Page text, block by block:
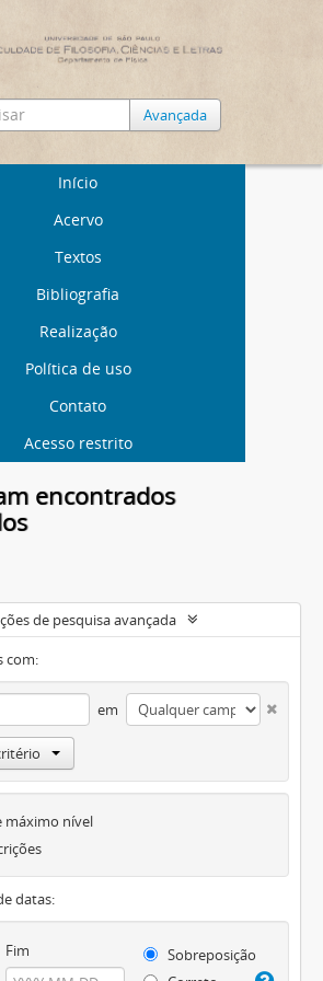
Avançada
Início
Acervo
Textos
Bibliografia
Realização
Política de uso
Contato
Acesso restrito
encontrados
de pesquisa avançada
com:
em
máximo nível
datas:
Fim
Sobreposição